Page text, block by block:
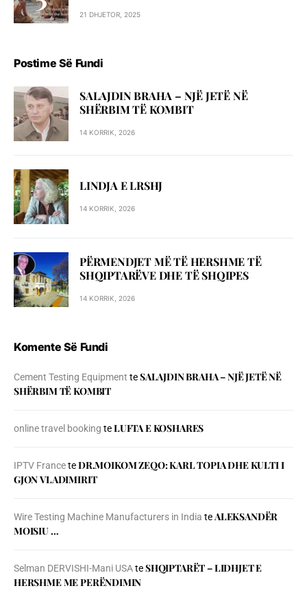
21 DHJETOR, 2025
Postime Së Fundi
SALAJDIN BRAHA – NJЁ JETЁ NЁ
SHЁRBIM TЁ KOMBIT
14 KORRIK, 2026
LINDJA E LRSHJ
14 KORRIK, 2026
PËRMENDJET MË TË HERSHME TË
SHQIPTARËVE DHE TË SHQIPES
14 KORRIK, 2026
Komente Së Fundi
Cement Testing Equipment teSALAJDIN BRAHA – NJЁ JETЁ NЁ
SHЁRBIM TЁ KOMBIT
online travel booking teLUFTA E KOSHARES
IPTV FranceteDR.MOIKOM ZEQO: KARL TOPIA DHE KULTI I
GJON VLADIMIRIT
Wire Testing Machine Manufacturers in India teALEKSANDËR
MOISIU …
Selman DERVISHI-Mani USAteSHQIPTARËT – LIDHJET E
HERSHME ME PERËNDIMIN